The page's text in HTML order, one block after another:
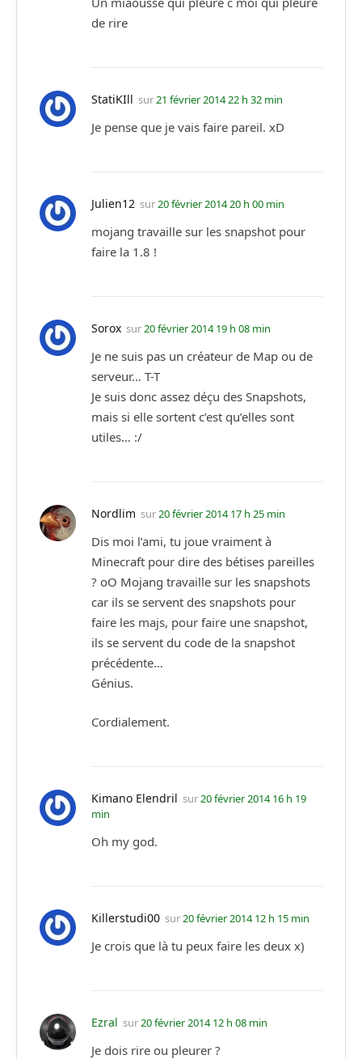
de rire
StatiKIll sur21 février 2014 22 h 32 min
Je pense que je vais faire pareil. xD
Julien12 sur20 février 2014 20 h 00 min
mojang travaille sur les snapshot pour
faire la 1.8 !
Sorox sur20 février 2014 19 h 08 min
Je ne suis pas un créateur de Map ou de
serveur… T-T
Je suis donc assez déçu des Snapshots,
mais si elle sortent c’est qu’elles sont
utiles… :/
Nordlim sur20 février 2014 17 h 25 min
Dis moi l’ami, tu joue vraiment à
Minecraft pour dire des bétises pareilles
? oO Mojang travaille sur les snapshots
car ils se servent des snapshots pour
faire les majs, pour faire une snapshot,
ils se servent du code de la snapshot
précédente…
Génius.
Cordialement.
Kimano Elendril sur 20 février 2014 16 h 19
min
Oh my god.
Killerstudi00 sur 20 février 2014 12 h 15 min
Je crois que là tu peux faire les deux x)
Ezral sur 20 février 2014 12 h 08 min
Je dois rire ou pleurer ?